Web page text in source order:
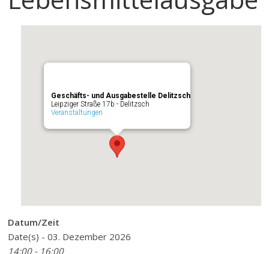
Geschäfts- und Ausgabestelle Delitzsch
Leipziger Straße 17b - Delitzsch
Veranstaltungen
Datum/Zeit
Date(s) - 03. Dezember 2026
14:00 - 16:00